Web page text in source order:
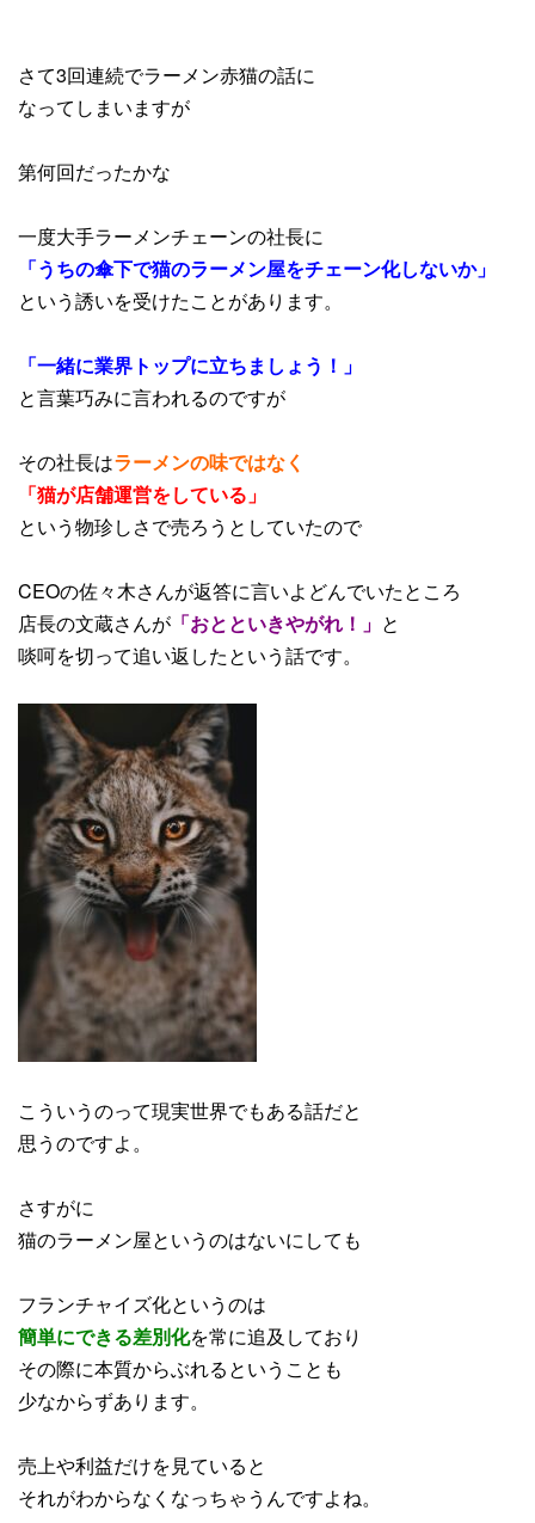
さて3回連続でラーメン赤猫の話に
なってしまいますが
第何回だったかな
一度大手ラーメンチェーンの社長に
「うちの傘下で猫のラーメン屋をチェーン化しないか」
という誘いを受けたことがあります。
「一緒に業界トップに立ちましょう！」
と言葉巧みに言われるのですが
その社長はラーメンの味ではなく
「猫が店舗運営をしている」
という物珍しさで売ろうとしていたので
CEOの佐々木さんが返答に言いよどんでいたところ
店長の文蔵さんが 「おとといきやがれ！」 と
啖呵を切って追い返したという話です。
こういうのって現実世界でもある話だと
思うのですよ。
さすがに
猫のラーメン屋というのはないにしても
フランチャイズ化というのは
簡単にできる差別化を常に追及しており
その際に本質からぶれるということも
少なからずあります。
売上や利益だけを見ていると
それがわからなくなっちゃうんですよね。